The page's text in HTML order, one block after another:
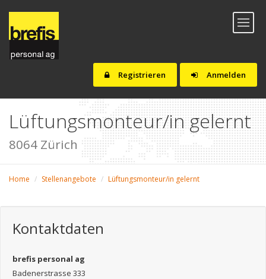
Anmelden
Registrieren
Toggle
Lüftungsmonteur/in gelernt
8064 Zürich
Home Stellenangebote Lüftungsmonteur/in gelernt
Kontaktdaten
brefis personal ag
Badenerstrasse 333